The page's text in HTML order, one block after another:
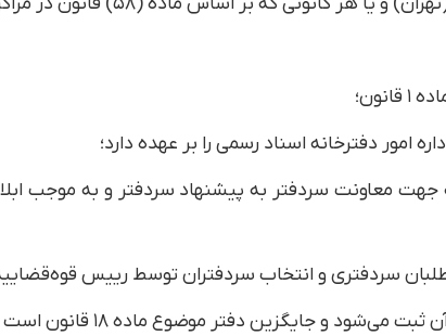
شخص موضوع ماده ۳ قانون که جهت معاونت سردفتر به پیشنهاد سردفتر
سردفتری و انتخاب سردفتران توسط رییس
ماده ۱۸ قانون است و به­ صورت برخط (آنلاین) در دسترس سازمان می‌باشد؛